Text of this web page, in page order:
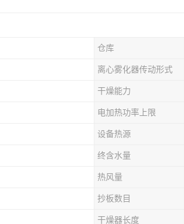
仓库
离心雾化器传动形式
干燥能力
电加热功率上限
设备热源
终含水量
热风量
抄板数目
干燥器长度